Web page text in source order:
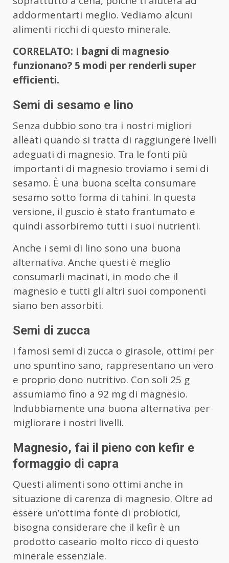
addormentarti meglio. Vediamo alcuni
alimenti ricchi di questo minerale.
CORRELATO: I bagni di magnesio
funzionano? 5 modi per renderli super
efficienti.
Semi di sesamo e lino
Senza dubbio sono tra i nostri migliori
alleati quando si tratta di raggiungere livelli
adeguati di magnesio. Tra le fonti più
importanti di magnesio troviamo i semi di
sesamo. È una buona scelta consumare
sesamo sotto forma di tahini. In questa
versione, il guscio è stato frantumato e
quindi assorbiremo tutti i suoi nutrienti.
Anche i semi di lino sono una buona
alternativa. Anche questi è meglio
consumarli macinati, in modo che il
magnesio e tutti gli altri suoi componenti
siano ben assorbiti.
Semi di zucca
I famosi semi di zucca o girasole, ottimi per
uno spuntino sano, rappresentano un vero
e proprio dono nutritivo. Con soli 25 g
assumiamo fino a 92 mg di magnesio.
Indubbiamente una buona alternativa per
migliorare i nostri livelli.
Magnesio, fai il pieno con kefir e
formaggio di capra
Questi alimenti sono ottimi anche in
situazione di carenza di magnesio. Oltre ad
essere un’ottima fonte di probiotici,
bisogna considerare che il kefir è un
prodotto caseario molto ricco di questo
minerale essenziale.